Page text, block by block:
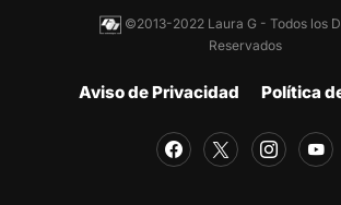
©2013-2022 Laura G - Todos los
Reservados
Aviso de Privacidad Política